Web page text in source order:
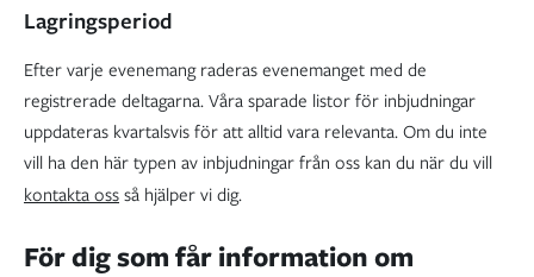
Lagringsperiod
Efter varje evenemang raderas evenemanget med de
registrerade deltagarna. Våra sparade listor för inbjudningar
uppdateras kvartalsvis för att alltid vara relevanta. Om du inte
vill ha den här typen av inbjudningar från oss kan du när du vill
kontakta ossså hjälper vi dig.
För dig som får information om